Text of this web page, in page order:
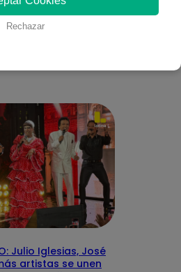
te puede
Julio Iglesias, José
artistas se unen
Rechazar